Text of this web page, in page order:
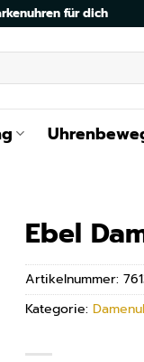
für dich
Ebel
Artikelnummer:
Kategorie: